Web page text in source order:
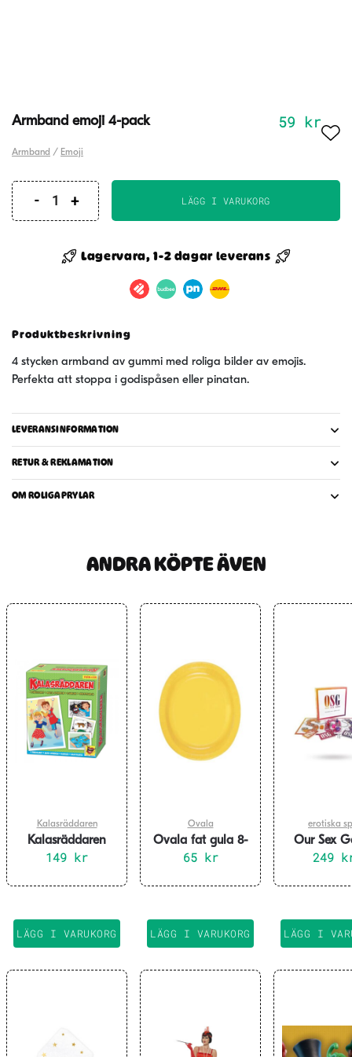
Armband emoji 4-pack 59 kr
Armband / Emoji
Armband
pack
LÄGG I VARUKORG
Lagervara, 1-2 dagar leverans
Produktbeskrivning
4 stycken armband av gummi med roliga bilder av emojis.
Perfekta att stoppa i godispåsen eller pinatan.
LEVERANSINFORMATION
RETUR & REKLAMATION
OM ROLIGAPRYLAR
ANDRA KÖPTE ÄVEN
Kalasräddaren
Kalasräddaren
149 kr
LÄGG I VARUKORG
Ovala
Ovala fat gula 8-
pack
65 kr
LÄGG I VARUKORG
erotiska
Our Sex
249
LÄGG I